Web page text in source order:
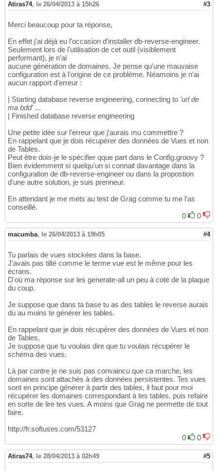
Atiras74, le 26/04/2013 à 15h26 #3
Merci beaucoup pour ta réponse,
En effet j'ai déjà eu l'occasion d'installer db-reverse-engineer.
Seulement lors de l'utilisation de cet outil (visiblement
performant), je n'ai
aucune génération de domaines. Je pense qu'une mauvaise
configuration est à l'origine de ce problème. Néamoins je n'ai
aucun rapport d'erreur :
| Starting database reverse engineering, connecting to 'url de
ma bdd' ...
| Finished database reverse engineering
Une petite idée sur l'erreur que j'aurais mu commettre ?
En rappelant que je dois récupérer des données de Vues et non
de Tables.
Peut être dois-je le spécifier qque part dans le Config.groovy ?
Bien évidemment si quelqu'un si connait davantage dans la
configuration de db-reverse-engineer ou dans la propostion
d'une autre solution, je suis prenneur.
En attendant je me mets au test de Grag comme tu me l'as
conseillé.
0
0
macumba, le 26/04/2013 à 19h05 #4
Tu parlais de vues stockées dans la base.
J'avais pas tilté comme le terme vue est le même pour les
écrans.
D'où ma réponse sur les generate-all un peu à coté de la plaque
du coup.
Je suppose que dans ta base tu as des tables le reverse aurais
du au moins te générer les tables.
En rappelant que je dois récupérer des données de Vues et non
de Tables.
Je suppose que tu voulais dire que tu voulais récupérer le
schéma des vues.
Là par contre je ne suis pas convaincu que ca marche, les
domaines sont attachés à des données persistentes. Tes vues
sont en principe générer à partir des tables, il faut pour moi
récupérer les domaines correspondant à tes tables, puis refaire
en sorte de lire tes vues. A moins que Grag ne permette de tout
faire.
http://fr.softuses.com/53127
0
0
Atiras74, le 28/04/2013 à 02h49 #5